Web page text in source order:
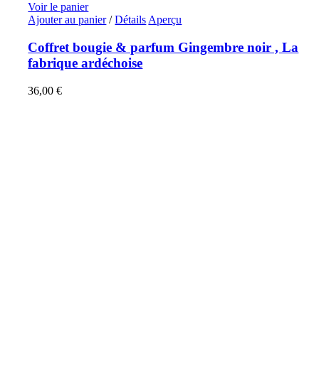
Voir le panier
Ajouter au panier / Détails Aperçu
Coffret bougie & parfum Gingembre noir , La
fabrique ardéchoise
36,00€